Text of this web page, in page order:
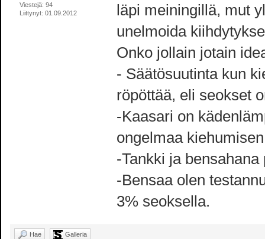
Viestejä: 94
Liittynyt: 01.09.2012
läpi meiningillä, mut
unelmoida
Onko jollain jotain
- Säätösuutinta kun
röpöttää, eli seokset
-Kaasari on
ongelmaa
-Tankki ja
-Bensaa olen
3% seoksella.
Hae Galleria